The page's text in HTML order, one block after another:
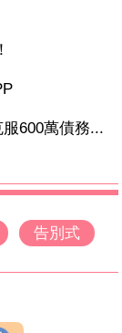
600萬債務...
告別式